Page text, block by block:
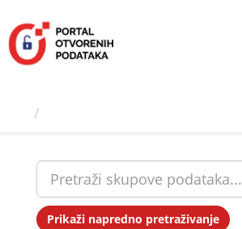
sadržaj
Prikaži napredno pretraživanje